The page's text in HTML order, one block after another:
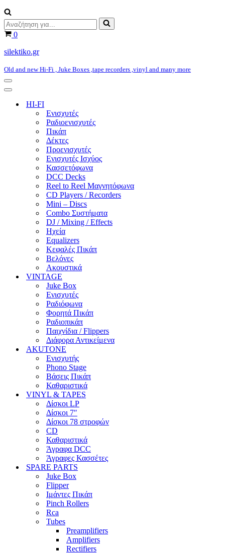
Αναζήτηση
για...Καλάθι
0
silektiko.gr
Old and new Hi-Fi , Juke Boxes ,tape recorders ,vinyl and many more
Μενού
πλοήγησης
Μενού
πλοήγησης
HI-FI
Ενισχυτές
Ραδιοενισχυτές
Πικάπ
Δέκτες
Προενισχυτές
Ενισχυτές Ισχύος
Κασσετόφωνα
DCC Decks
Reel to Reel Μαγνητόφωνα
CD Players / Recorders
Mini – Discs
Combo Συστήματα
DJ / Mixing / Effects
Ηχεία
Equalizers
Κεφαλές Πικάπ
Βελόνες
Ακουστικά
VINTAGE
Juke Box
Ενισχυτές
Ραδιόφωνα
Φορητά Πικάπ
Ραδιοπικάπ
Παιχνίδια / Flippers
Διάφορα Αντικείμενα
AKUTONE
Ενισχυτής
Phono Stage
Βάσεις Πικάπ
Καθαριστικά
VINYL & TAPES
Δίσκοι LP
Δίσκοι 7″
Δίσκοι 78 στροφών
CD
Καθαριστικά
Άγραφα DCC
Άγραφες Κασσέτες
SPARE PARTS
Juke Box
Flipper
Ιμάντες Πικάπ
Pinch Rollers
Rca
Tubes
Preamplifiers
Amplifiers
Rectifiers